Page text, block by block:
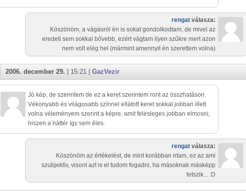
rengat válasza:
Köszönöm, a vágásról én is sokat gondolkodtam, de mivel az
eredeti sem sokkal bővebb, ezért vágtam ilyen szűkre mert azon
nem volt elég hel (mármint amennyit én szerettem volna)
2006. december 29. | 15:21 | GazVezir
Jó kép, de szerintem de ez a keret szerintem ront az összhatáson.
Vékonyabb és világosabb színnel ellátott keret sokkal jobban illett
volna véleményem szerint a képre, amit felesleges jobban elmosni,
hiszen a háttér így sem éles.
rengat válasza:
Köszönöm az értékelést, de mint korábban irtam, ez az ami
szubjektív, visont azt is el tudom fogadni, ha másoknak másképp
tetszik... :D